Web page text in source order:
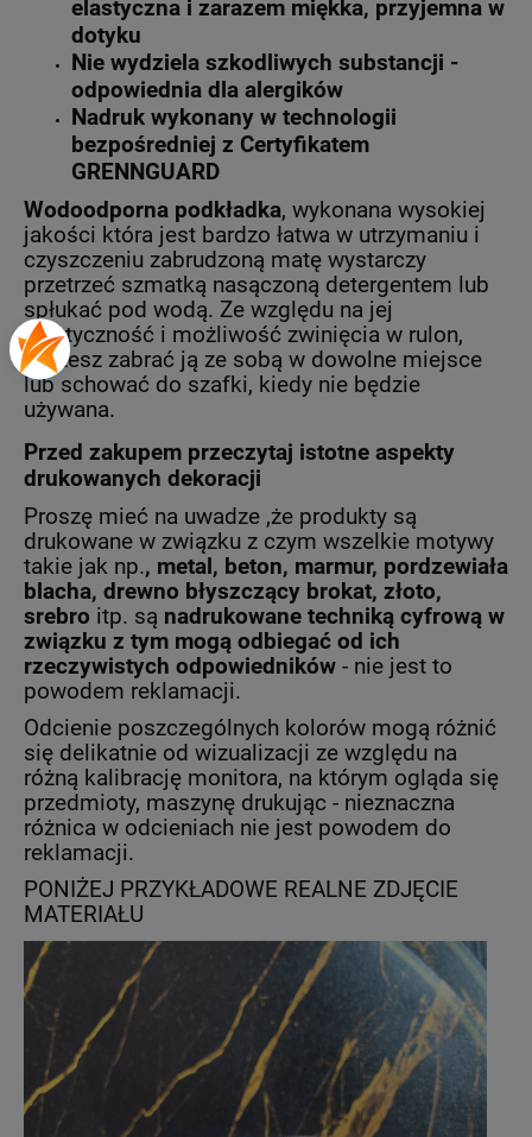
elastyczna i zarazem miękka, przyjemna w
dotyku
Nie wydziela szkodliwych substancji -
odpowiednia dla alergików
Nadruk wykonany w technologii
bezpośredniej z Certyfikatem
GRENNGUARD
Wodoodporna podkładka, wykonana wysokiej
jakości która jest bardzo łatwa w utrzymaniu i
czyszczeniu zabrudzoną matę wystarczy
przetrzeć szmatką nasączoną detergentem lub
spłukać pod wodą. Ze względu na jej
elastyczność i możliwość zwinięcia w rulon,
możesz zabrać ją ze sobą w dowolne miejsce
lub schować do szafki, kiedy nie będzie
używana.
Przed zakupem przeczytaj istotne aspekty
drukowanych dekoracji
Proszę mieć na uwadze ,że produkty są
drukowane w związku z czym wszelkie motywy
takie jak np., metal, beton, marmur, pordzewiała
blacha, drewno błyszczący brokat, złoto,
srebro itp. są nadrukowane techniką cyfrową w
związku z tym mogą odbiegać od ich
rzeczywistych odpowiedników - nie jest to
powodem reklamacji.
Odcienie poszczególnych kolorów mogą różnić
się delikatnie od wizualizacji ze względu na
różną kalibrację monitora, na którym ogląda się
przedmioty, maszynę drukując - nieznaczna
różnica w odcieniach nie jest powodem do
reklamacji.
PONIŻEJ PRZYKŁADOWE REALNE ZDJĘCIE
MATERIAŁU